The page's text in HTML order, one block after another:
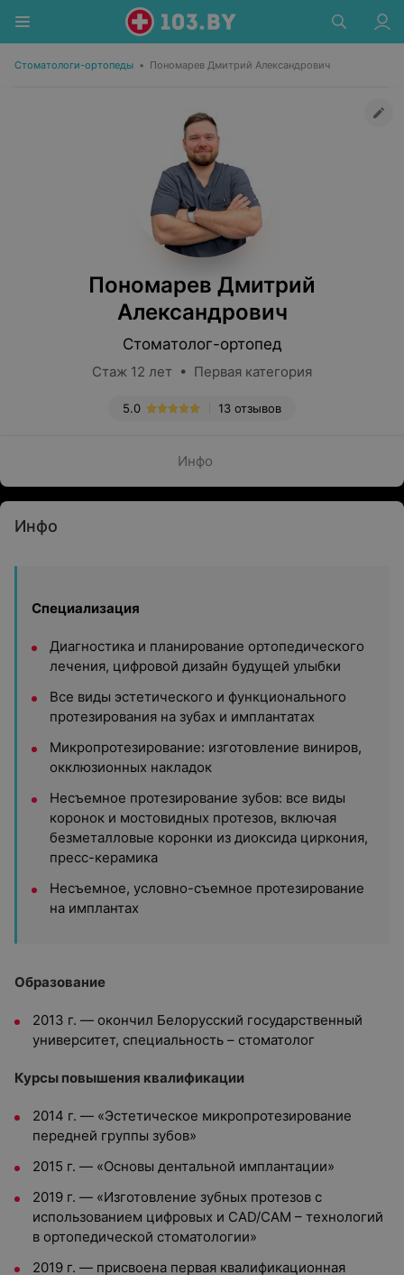
Стоматологи-ортопеды • Пономарев Дмитрий Александрович
Пономарев Дмитрий
Александрович
Стоматолог-ортопед
Стаж 12 лет • Первая категория
13 отзывов
5.0
Инфо
Инфо
Специализация
Диагностика и планирование ортопедического
лечения, цифровой дизайн будущей улыбки
Все виды эстетического и функционального
протезирования на зубах и имплантатах
Микропротезирование: изготовление виниров,
окклюзионных накладок
Несъемное протезирование зубов: все виды
коронок и мостовидных протезов, включая
безметалловые коронки из диоксида циркония,
пресс-керамика
Несъемное, условно-съемное протезирование
на имплантах
Образование
2013 г. — окончил Белорусский государственный
университет, специальность – стоматолог
Курсы повышения квалификации
2014 г. — «Эстетическое микропротезирование
передней группы зубов»
2015 г. — «Основы дентальной имплантации»
2019 г. — «Изготовление зубных протезов с
использованием цифровых и CAD/СAM – технологий
в ортопедической стоматологии»
2019 г. — присвоена первая квалификационная